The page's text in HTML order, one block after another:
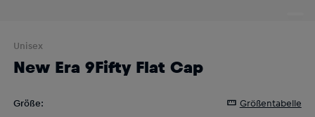
Unisex
New Era 9Fifty Flat Cap
Größe: Größentabelle